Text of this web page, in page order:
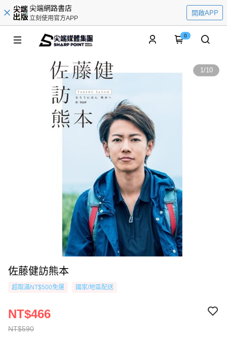
尖端網路書店
立刻使用官方APP
開啟APP
0
1/10
佐藤健訪熊本
超取滿NT$500免運 國家/地區配送
NT$590
NT$466